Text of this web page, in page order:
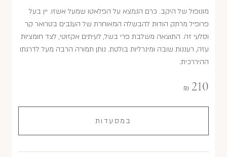
מונופול של היקב. כרם הנמצא על הפלאטו שמעל אשזו. יין בעל
פרופיל מרתק הודות להבשלה המאוחרת של הענבים בטרואר קר
וסלעי זה. התוצאה משלבת פרי בשל, לעיתים אקזוטי, לצד חומציות
עזה, רעננות שובה ומינרליות בולטת. נותן תמורה הרבה מעל לדרגתו
ההיררכית.
210
₪
במסעדות